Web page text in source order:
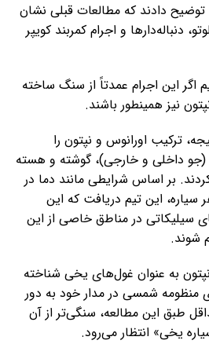
دادند که مطالعات قبلی نشان
دنباله‌دارها و اجرام کمربند کویپر
اگر این اجرام عمدتاً از سنگ ساخته
نیز همینطور باشند.
ترکیب اورانوس و نپتون را
داخلی و خارجی)، گوشته و هسته
بر اساس شرایطی مانند دما در
این تیم دریافت که این
سیلیکاتی در مناطق خاصی از این
شوند.
نپتون به عنوان غول‌های یخی شناخته
شمسی در مدار خود به دور
طبق این مطالعه، سنگی‌تر از آن
یخی» انتظار می‌رود.